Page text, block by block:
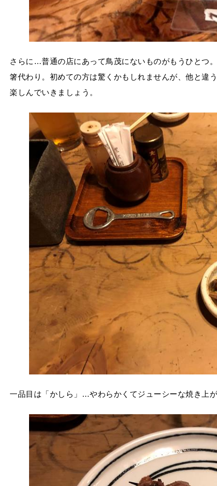
さらに…普通の店にあって鳥茂にないものがもうひとつ
箸代わり。初めての方は驚くかもしれませんが、他と違
楽しんでいきましょう。
一品目は「かしら」…やわらかくてジューシーな焼き上